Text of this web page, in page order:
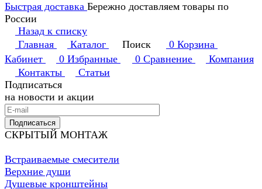
Быстрая доставка Бережно доставляем товары по
России
Назад к списку
Главная
Каталог Поиск 0 Корзина
Кабинет
0 Избранные 0 Сравнение
Компания
Контакты
Статьи
Подписаться
на новости и акции
Подписаться
СКРЫТЫЙ МОНТАЖ
Встраиваемые смесители
Верхние души
Душевые кронштейны